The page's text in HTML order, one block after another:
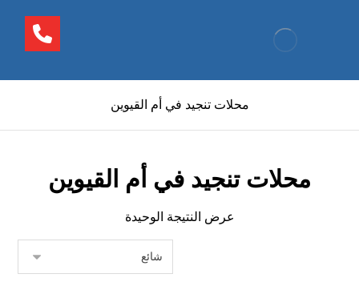
محلات تنجيد في أم القيوين
محلات تنجيد في أم القيوين
عرض النتيجة الوحيدة